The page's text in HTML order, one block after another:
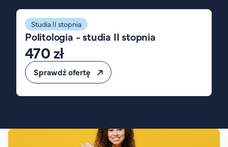
Wirtualny Pokój Studenta
Studia II stopnia
Politologia - studia II stopnia
470 zł
Sprawdź ofertę